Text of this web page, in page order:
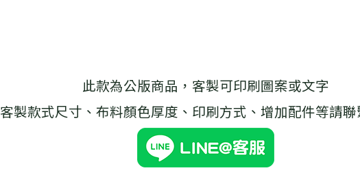
此款為公版商品，客製可印刷圖案或文字
客製款式尺寸、布料顏色厚度、印刷方式、增加配件等請